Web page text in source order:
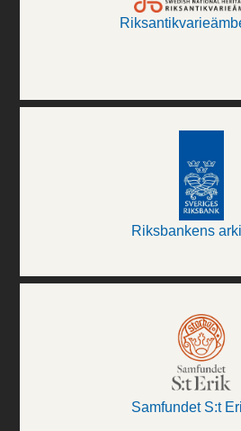
Riksbankens
Samfundet S:t